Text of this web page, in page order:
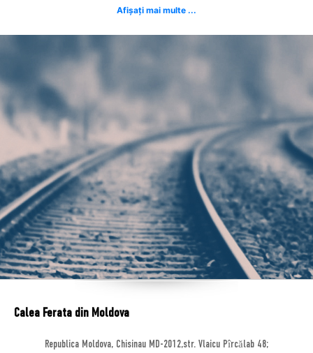
Afișați mai multe ...
Calea Ferata din Moldova
Republica Moldova, Chisinau MD-2012,str. Vlaicu Pîrcălab 48;